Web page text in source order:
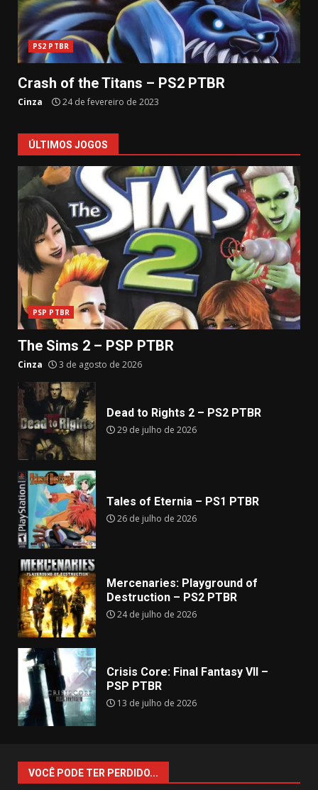
PS2 PTBR
Crash of the Titans – PS2 PTBR
Cinza 24 de fevereiro de 2023
ÚLTIMOS JOGOS
PSP PTBR
The Sims 2 – PSP PTBR
Cinza 3 de agosto de 2026
Dead to Rights 2 – PS2 PTBR
29 de julho de 2026
Tales of Eternia – PS1 PTBR
26 de julho de 2026
Mercenaries: Playground of
Destruction – PS2 PTBR
24 de julho de 2026
Crisis Core: Final Fantasy VII –
PSP PTBR
13 de julho de 2026
VOCÊ PODE TER PERDIDO...